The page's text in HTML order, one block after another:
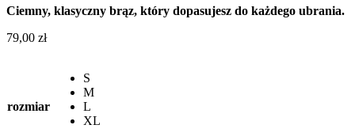
Ciemny, klasyczny brąz, który dopasujesz do każdego ubrania.
79,00 zł
rozmiar
S
M
L
XL